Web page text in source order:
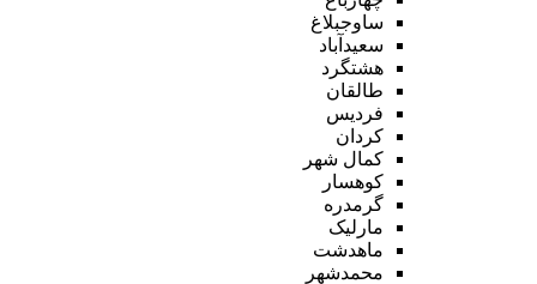
ساوجبلاغ
سعیدآباد
هشتگرد
طالقان
فردیس
کردان
کمال شهر
کوهسار
گرمدره
مارلیک
ماهدشت
محمدشهر